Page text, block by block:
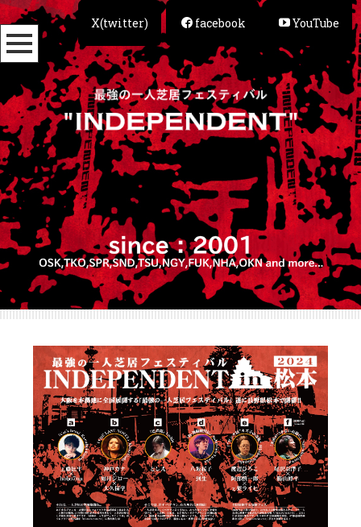
X(twitter) facebook YouTube